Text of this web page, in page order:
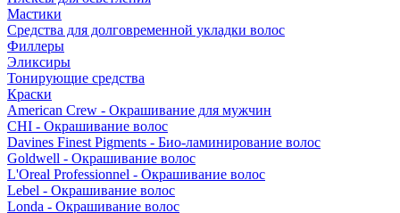
Мастики
Средства для долговременной укладки волос
Филлеры
Эликсиры
Тонирующие средства
Краски
American Crew - Окрашивание для мужчин
CHI - Окрашивание волос
Davines Finest Pigments - Био-ламинирование волос
Goldwell - Окрашивание волос
L'Oreal Professionnel - Окрашивание волос
Lebel - Окрашивание волос
Londa - Окрашивание волос